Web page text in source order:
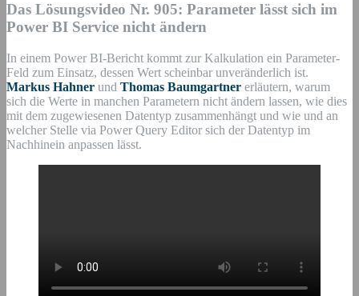
Das Lösungsvideo Nr. 905: Parameter lässt sich im
Power BI Service nicht ändern
In einem Power BI-Bericht kommt zur Kalkulation ein Parameter-
Feld zum Einsatz, dessen Wert scheinbar unveränderlich ist.
Markus Hahner und Thomas Baumgartner erläutern, warum
sich die Werte in manchen Parametern nicht ändern lassen, wie dies
mit dem zugewiesenen Datentyp zusammenhängt und wie und an
welcher Stelle via Power Query Editor sich der Datentyp im
Nachhinein anpassen lässt.